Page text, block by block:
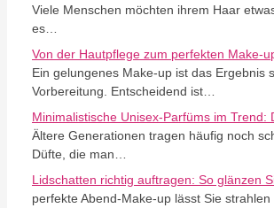
Viele Menschen möchten ihrem Haar
es…
Von der Hautpflege zum perfekten Make-
Ein gelungenes Make-up ist das Ergebnis
Vorbereitung. Entscheidend ist…
Minimalistische Unisex-Parfüms im Trend:
Ältere Generationen tragen häufig noch
Düfte, die man…
Lidschatten richtig auftragen: So glänzen
perfekte Abend-Make-up lässt Sie